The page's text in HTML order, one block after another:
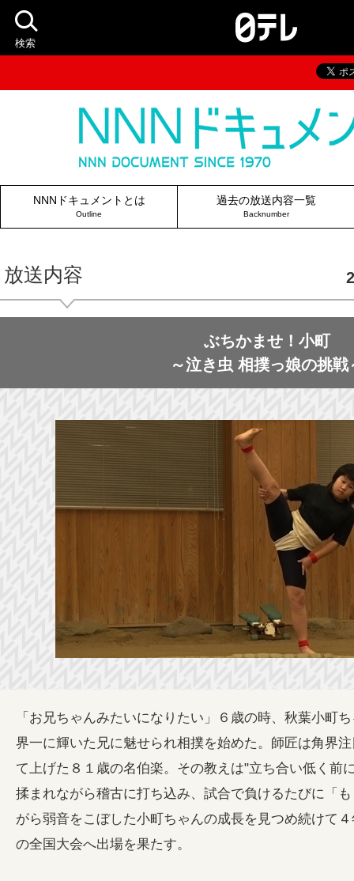
検索
NNNドキュメントとは
Outline
過去の放送内容一覧
Backnumber
放送内容
ぶちかませ！小町
～泣き虫 相撲っ娘の挑戦
「お兄ちゃんみたいになりたい」６歳の時、秋葉小町
界一に輝いた兄に魅せられ相撲を始めた。師匠は角界
て上げた８１歳の名伯楽。その教えは"立ち合い低く前
揉まれながら稽古に打ち込み、試合で負けるたびに「
がら弱音をこぼした小町ちゃんの成長を見つめ続けて
の全国大会へ出場を果たす。